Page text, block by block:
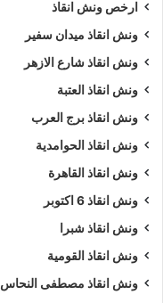
ارخص ونش انقاذ
ونش انقاذ ميدان سفير
ونش انقاذ شارع الازهر
ونش انقاذ العتبة
ونش انقاذ برج العرب
ونش انقاذ الحوامدية
ونش انقاذ القاهرة
ونش انقاذ 6 اكتوبر
ونش انقاذ شبرا
ونش انقاذ القومية
ونش انقاذ مصطفى النحاس